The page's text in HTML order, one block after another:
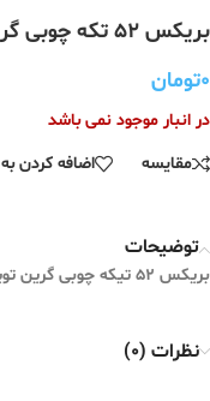
بریکس ۵۲ تکه چوبی گرین تویز
۰تومان
در انبار موجود نمی باشد
مقایسه
اضافه کردن
توضیحات
بریکس ۵۲ تیکه چوبی گرین تویز
نظرات (0)